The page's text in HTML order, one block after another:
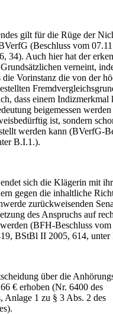
gilt für die Rüge der
(Beschluss vom
34). Auch hier hat der
verneint,
die Vorinstanz die von der
dass einem Indizmerkmal
beigemessen
ist, sondern
werden kann (BVerfG-
B.I.1.).
sich die Klägerin mit
gegen die inhaltliche
zurückweisenden
des Anspruchs auf
(BFH-Beschluss
BStBl II 2005, 614,
über die
€ erhoben (Nr. 6400 des
Anlage 1 zu § 3 Abs. 2 des